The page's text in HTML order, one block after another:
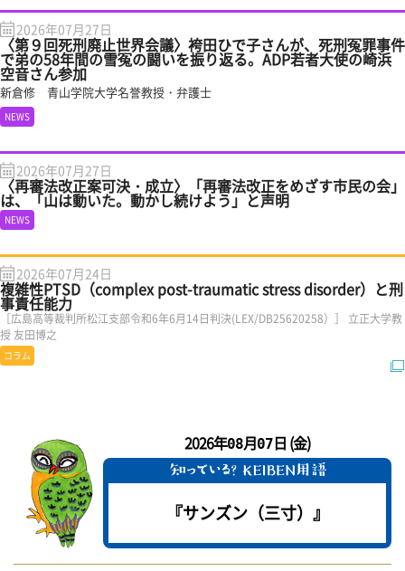
2026年07月27日
〈第９回死刑廃止世界会議〉袴田ひで子さんが、死刑冤罪事件
で弟の58年間の雪冤の闘いを振り返る。ADP若者大使の崎浜
空音さん参加
新倉修 青山学院大学名誉教授・弁護士
NEWS
2026年07月27日
〈再審法改正案可決・成立〉「再審法改正をめざす市民の会」
は、「山は動いた。動かし続けよう」と声明
NEWS
2026年07月24日
複雑性PTSD（complex post-traumatic stress disorder）と刑
事責任能力
［広島高等裁判所松江支部令和6年6月14日判決(LEX/DB25620258）］ 立正大学教
授 友田博之
コラム
2026年08月07日 (金)
『サンズン（三寸）』